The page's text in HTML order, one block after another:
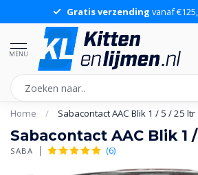
Gratis verzending vanaf
MENU
Home / Sabacontact AAC Blik 1 / 5 / 25 ltr
Sabacontact AAC Blik 1
SABA (6)